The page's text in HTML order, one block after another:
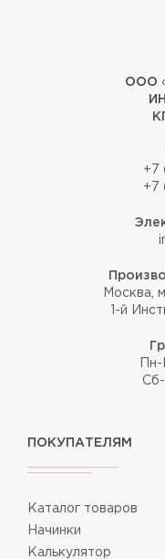
ООО
+7
+7
Москва,
1-й
ПОКУПАТЕЛЯМ
Каталог товаров
Начинки
Калькулятор